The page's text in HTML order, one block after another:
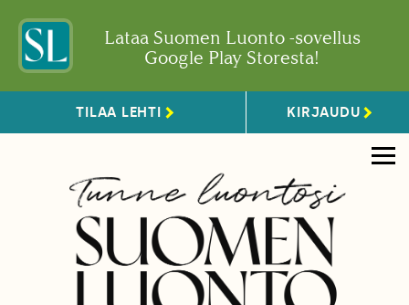
Lataa Suomen Luonto -sovellus
Google Play Storesta!
TILAA LEHTI KIRJAUDU